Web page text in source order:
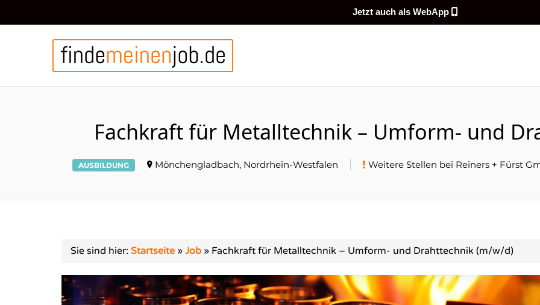
Jetzt auch als WebApp
Fachkraft für Metalltechnik – Umform- und
AUSBILDUNG Mönchengladbach, Nordrhein-Westfalen Weitere Stellen bei Reiners + Fürst
Sie sind hier: Startseite » Job » Fachkraft für Metalltechnik – Umform- und Drahttechnik (m/w/d)